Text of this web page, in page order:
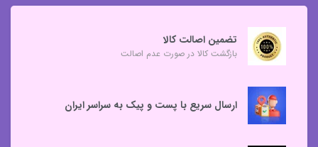
تضمین اصالت کالا
بازگشت کالا در صورت عدم اصالت
ارسال سریع با پست و پیک به سراسر ایران